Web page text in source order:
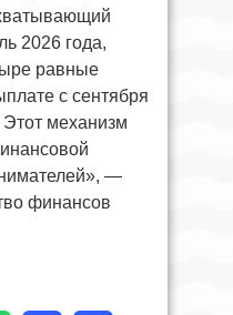
2026 года,
равные
с сентября
Этот механизм
—
финансов